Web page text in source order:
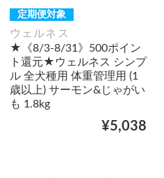
定期便対象
ウェルネス
★《8/3-8/31》500ポイン
ト還元★ウェルネス シンプ
ル 全犬種用 体重管理用 (1
歳以上) サーモン&じゃがい
も 1.8kg
¥5,038